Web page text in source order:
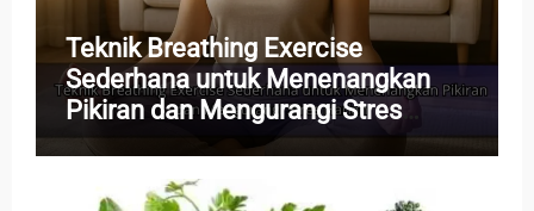
Teknik Breathing Exercise
Sederhana untuk Menenangkan
Pikiran dan Mengurangi Stres
Harian